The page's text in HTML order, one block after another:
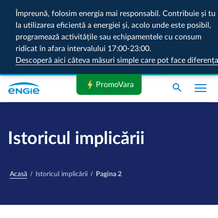
Împreună, folosim energia mai responsabil. Contribuie și tu
la utilizarea eficientă a energiei și, acolo unde este posibil,
programează activitățile sau echipamentele cu consum
ridicat în afara intervalului 17:00-23:00.
Descoperă aici câteva măsuri simple care pot face diferența
search
Istoricul implicării
Acasă Istoricul implicării Pagina 2
bolt PromoVara